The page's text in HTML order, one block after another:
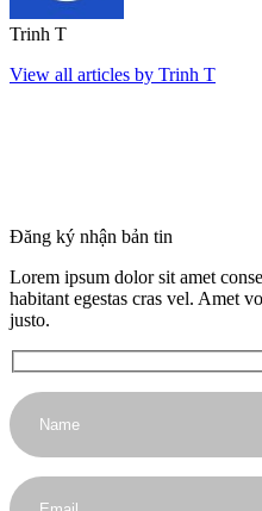
Trinh T
View all articles by Trinh T
Đăng ký nhận bản tin
Lorem ipsum dolor sit amet
habitant egestas cras vel. Amet
justo.